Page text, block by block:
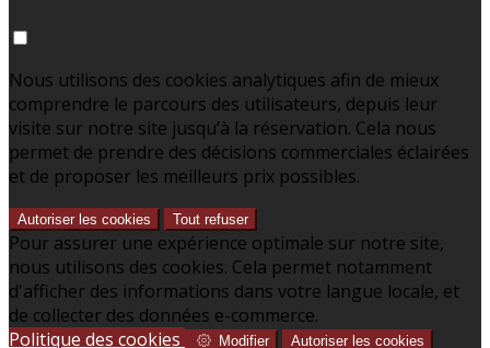
Nous utilisons des cookies analytiques afin de mieux
comprendre le parcours des utilisateurs, depuis leur
visite sur notre site jusqu’à la réservation. Cela nous
permet de prendre des décisions commerciales éclairées
et de proposer les meilleurs prix possibles.
Autoriser les cookies Tout refuser
Pour assurer une expérience optimale sur notre site,
nous utilisons des cookies. Cela permet notamment
d'afficher des informations dans votre langue locale, et
de collecter des données e-commerce.
Politique des cookies
Modifier
Autoriser les cookies